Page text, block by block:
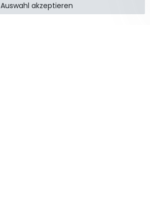
Auswahl akzeptieren
Informationen